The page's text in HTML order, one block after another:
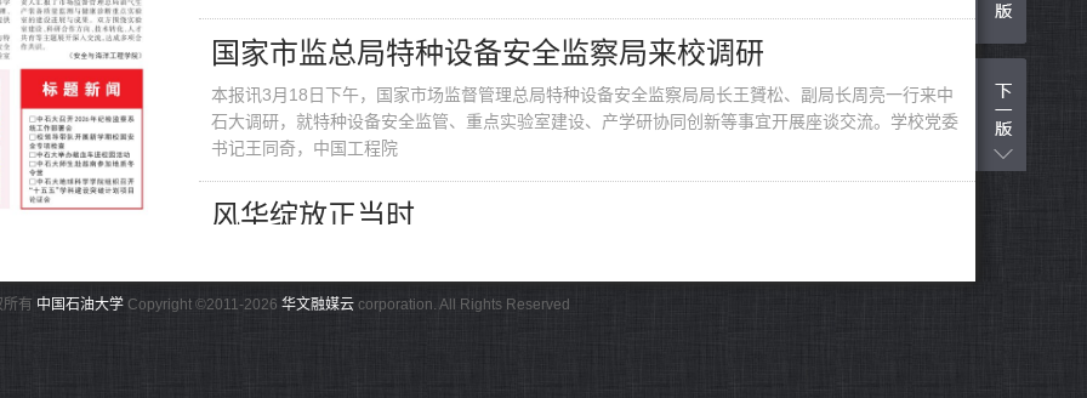
国家市监总局特种设备安全监察局来校调研
本报讯3月18日下午，国家市场监督管理总局特种设备安全监察局局长王贇松、副局长周亮一行来中
石大调研，就特种设备安全监管、重点实验室建设、产学研协同创新等事宜开展座谈交流。学校党委
书记王同奇，中国工程院
风华绽放正当时
开有时书香成愿”阅读推广等活动，庆祝第116个“三八”国际妇女节。学校党委书记王同奇，党委副书
记、工会主席
有 中国石油大学Copyright ©2011-2026 华文融媒云corporation. All Rights Reserved